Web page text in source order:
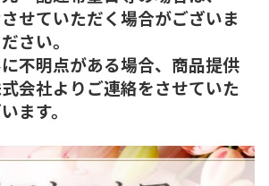
せていただく場合がございま
さい。
不明点がある場合、商品提供
会社よりご連絡をさせていた
ます。